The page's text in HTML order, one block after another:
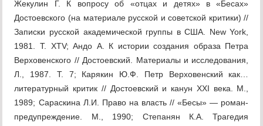
Жекулин Г. К вопросу об «отцах и детях» в «Бесах»
Достоевского (на материале русской и советской критики) //
Записки русской академической группы в США. New York,
1981. Т. XTV; Андо А. К истории создания образа Петра
Верховенского // Достоевский. Материалы и исследования,
Л., 1987. Т. 7; Карякин Ю.Ф. Петр Верховенский как…
литературный критик // Достоевский и канун XXI века. М.,
1989; Сараскина Л.И. Право на власть // «Бесы» — роман-
предупреждение. М., 1990; Степанян К.А. Трагедия